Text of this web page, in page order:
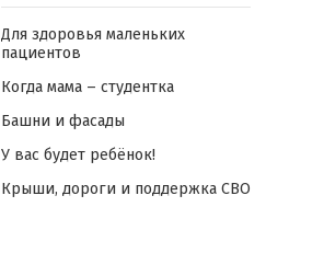
Для здоровья маленьких
пациентов
Когда мама – студентка
Башни и фасады
У вас будет ребёнок!
Крыши, дороги и поддержка СВО